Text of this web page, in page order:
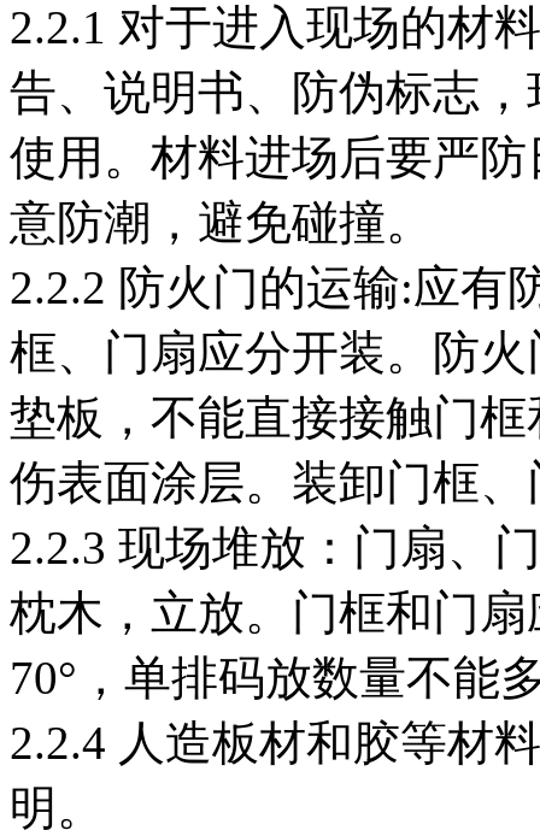
2.2.1 对于进入现场的材
告、说明书、防伪标志
使用。材料进场后要严
意防潮，避免碰撞。
2.2.2 防火门的运输:应有
框、门扇应分开装。防
垫板，不能直接接触门
伤表面涂层。装卸门框
2.2.3 现场堆放：门扇、
枕木，立放。门框和门
70°，单排码放数量不能
2.2.4 人造板材和胶等材
明。